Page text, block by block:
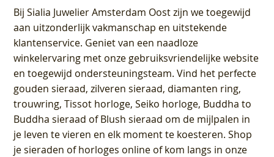
BijSialia Juwelier Amsterdam Oostzijn we toegewijd
aan uitzonderlijk vakmanschap en uitstekende
klantenservice. Geniet van een naadloze
winkelervaring met onze gebruiksvriendelijke website
en toegewijd ondersteuningsteam. Vind het perfecte
gouden sieraad, zilveren sieraad, diamanten ring,
trouwring, Tissot horloge, Seiko horloge, Buddha to
Buddha sieraad of Blush sieraad om de mijlpalen in
je leven te vieren en elk moment te koesteren. Shop
je sieraden of horloges online of kom langs in onze